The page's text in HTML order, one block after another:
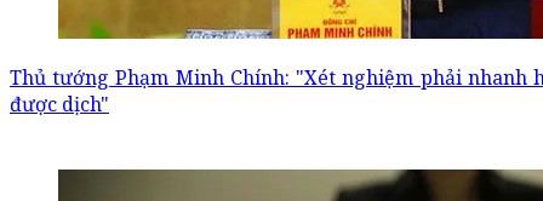
Thủ tướng Phạm Minh Chính: "Xét nghiệm phải nhanh
được dịch"